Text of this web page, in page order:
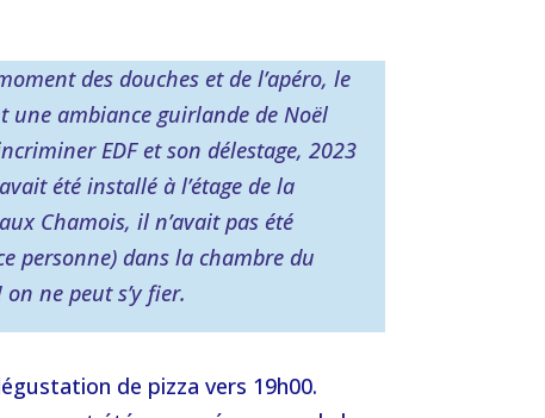
des douches et de l’apéro, le
une ambiance guirlande de Noël
EDF et son délestage, 2023
été installé à l’étage de la
Chamois, il n’avait pas été
personne) dans la chambre du
ne peut s’y fier.
de pizza vers 19h00.